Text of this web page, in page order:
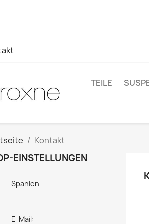
TEILE
Kontakt
EINSTELLUNGEN
Spanien
E-Mail: